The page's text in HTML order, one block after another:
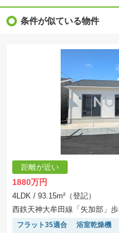
※価格更新：物件価格が変更された日から
※建築条件土地の情報内に掲載されている
の一例であって、プランの採用可否は任意
※土地（建築条件なし）で「建物プラン例
負会社によるもので、当該建築請負会社
とは限りません。また建築請負会社を特
※建築条件付き土地とは、その土地に建築
ことを条件として売買される土地のこと
協議するため、土地購入者が自己の希望
交渉期間が設定され、その期間内で希望
します。なお、この期間は概ね3ヶ月程度
負契約が成立しない場合、土地売買契約
手付金など）は名目のいかんに関わらず、
※課税対象物件の「価格」や「費用等」は
※「本体価格」とは、課税対象物件におい
合計額を指します。
表示されておりません。
※取引にかかる費用：物件の契約手続き、
不動産会社によって表記有無が異なるた
いたします。
場合があります。
条件が似ている物件
距離が近い
1880万円
4LDK / 93.15m²（登記）
西鉄天神大牟田線「矢加部」
フラット35適合 浴室乾燥機